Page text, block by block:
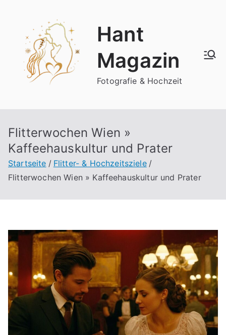
springen
Hant
Magazin
Fotografie & Hochzeit
Flitterwochen Wien »
Kaffeehauskultur und Prater
Startseite
Flitter- & Hochzeitsziele
Flitterwochen Wien » Kaffeehauskultur und Prater